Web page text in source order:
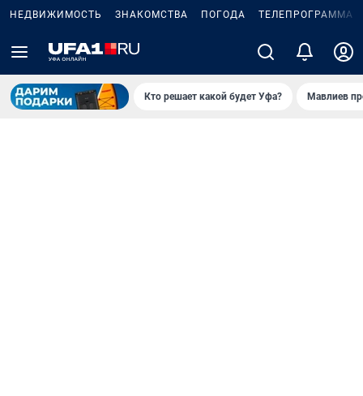
НЕДВИЖИМОСТЬ ЗНАКОМСТВА ПОГОДА ТЕЛЕПРОГРАММА
Кто решает какой будет Уфа? Мавлиев